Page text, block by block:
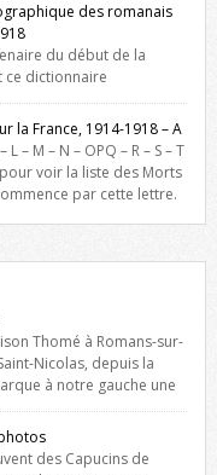
des romanais
du début de la
ce dictionnaire
Morts pour la
historique est
commémoratives de
Triboulet, […]
la France, 1914-1918 – A
L – M – N – OPQ – R – S – T
voir la liste des Morts
par cette lettre.
Thomé à Romans-sur-
Nicolas, depuis la
à notre gauche une
sont ornées de
étages, on peut voir une
des Capucins de